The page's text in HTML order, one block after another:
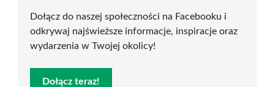
Dołącz do naszej społeczności na Facebooku i
odkrywaj najświeższe informacje, inspiracje oraz
wydarzenia w Twojej okolicy!
Dołącz teraz!